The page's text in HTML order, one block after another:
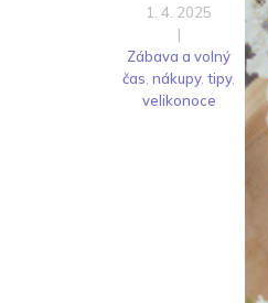
1. 4. 2025
|
Zábava a volný
čas nákupy, tipy,
velikonoce